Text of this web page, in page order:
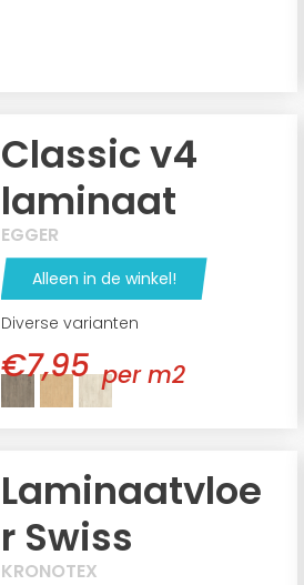
Classic v4
laminaat
EGGER
Alleen in de winkel!
Diverse varianten
€7,95 per m2
Laminaatvloe
r Swiss
KRONOTEX